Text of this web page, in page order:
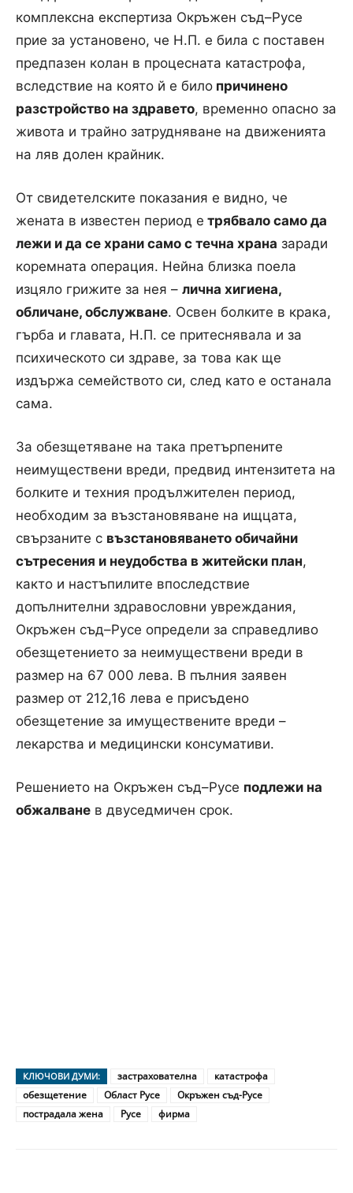
комплексна експертиза Окръжен съд–Русе
прие за установено, че Н.П. е била с поставен
предпазен колан в процесната катастрофа,
вследствие на която й е било причинено
разстройство на здравето, временно опасно за
живота и трайно затрудняване на движенията
на ляв долен крайник.
От свидетелските показания е видно, че
жената в известен период е трябвало само да
лежи и да се храни само с течна храна заради
коремната операция. Нейна близка поела
изцяло грижите за нея – лична хигиена,
обличане, обслужване. Освен болките в крака,
гърба и главата, Н.П. се притеснявала и за
психическото си здраве, за това как ще
издържа семейството си, след като е останала
сама.
За обезщетяване на така претърпените
неимуществени вреди, предвид интензитета на
болките и техния продължителен период,
необходим за възстановяване на ищцата,
свързаните с възстановяването обичайни
сътресения и неудобства в житейски план,
както и настъпилите впоследствие
допълнителни здравословни увреждания,
Окръжен съд–Русе определи за справедливо
обезщетението за неимуществени вреди в
размер на 67 000 лева. В пълния заявен
размер от 212,16 лева е присъдено
обезщетение за имуществените вреди –
лекарства и медицински консумативи.
Решението на Окръжен съд–Русе подлежи на
обжалване в двуседмичен срок.
КЛЮЧОВИ ДУМИ: застрахователна
катастрофа
обезщетение
Област Русе
Окръжен съд-Русе
пострадала жена
Русе фирма